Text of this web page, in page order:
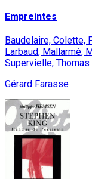
Empreintes
Baudelaire, Colette,
Larbaud, Mallarmé,
Supervielle, Thomas
Gérard Farasse